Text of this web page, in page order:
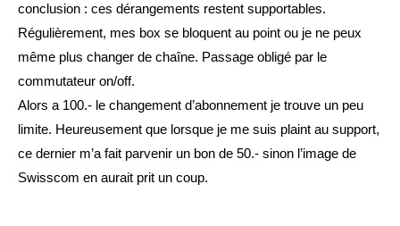
conclusion : ces dérangements restent supportables.
Régulièrement, mes box se bloquent au point ou je ne peux
même plus changer de chaîne. Passage obligé par le
commutateur on/off.
Alors a 100.- le changement d’abonnement je trouve un peu
limite. Heureusement que lorsque je me suis plaint au support,
ce dernier m’a fait parvenir un bon de 50.- sinon l’image de
Swisscom en aurait prit un coup.